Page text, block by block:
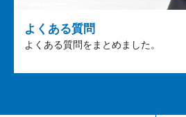
よくある質問
よくある質問をまとめました。